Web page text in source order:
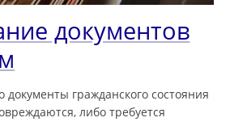
документов
документы гражданского состояния
либо требуется